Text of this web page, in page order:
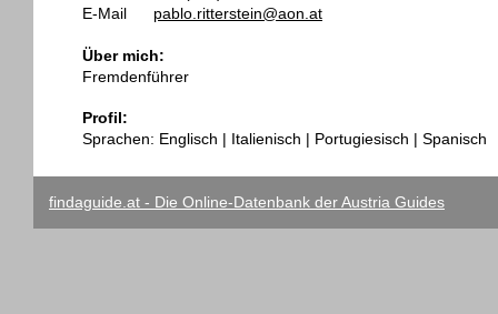
E-Mail
pablo.ritterstein@aon.at
Über mich:
Fremdenführer
Profil:
Sprachen: Englisch | Italienisch | Portugiesisch | Spanisch
findaguide.at - Die Online-Datenbank der Austria Guides